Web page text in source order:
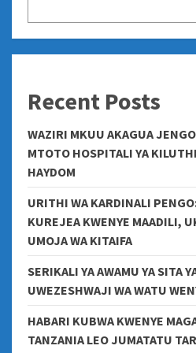
Recent Posts
WAZIRI MKUU AKAGUA
MTOTO HOSPITALI YA
HAYDOM
URITHI WA KARDINALI
KUREJEA KWENYE MAADILI,
UMOJA WA KITAIFA
SERIKALI YA AWAMU YA SITA
UWEZESHWAJI WA WATU
HABARI KUBWA KWENYE
TANZANIA LEO JUMATATU